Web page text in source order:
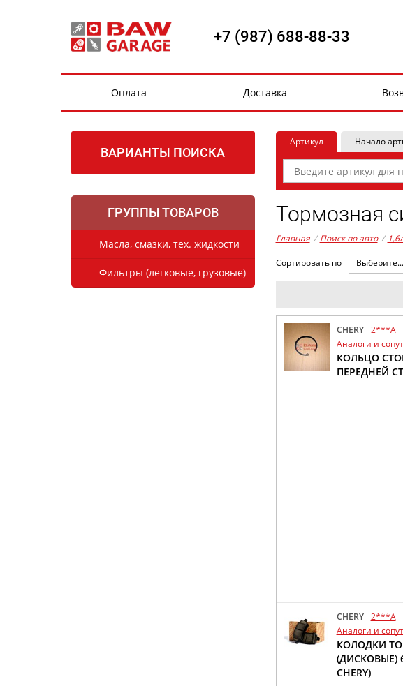
+7 (987) 688-88-33
Оплата Доставка
ВАРИАНТЫ ПОИСКА
ГРУППЫ ТОВАРОВ
Масла, смазки, тех. жидкости
Фильтры (легковые, грузовые)
Артикул Начало
Тормозная
Главная / Поиск по авто /
Сортировать по Выберите...
CHERY
2***A
Аналоги и
КОЛЬЦО
ПЕРЕДНЕЙ
CHERY
2***A
Аналоги и
КОЛОДКИ
(ДИСКОВЫЕ)
CHERY)